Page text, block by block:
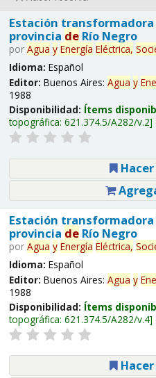
Estación transformadora
provincia deRío Negro
por Agua y Energía Eléctrica,
Idioma: Español
Editor: Buenos Aires: Agua y
1988
Disponibilidad: Ítems
topográfica: 621.374.5/A282/v.2
Hacer
Estación transformadora
provincia deRío Negro
por Agua y Energía Eléctrica,
Idioma: Español
Editor: Buenos Aires: Agua y
1988
Disponibilidad: Ítems
topográfica: 621.374.5/A282/v.4
Hacer